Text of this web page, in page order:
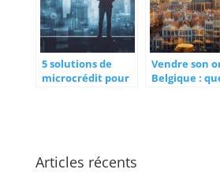
et modèles
recommandés
5 solutions de
microcrédit pour
Vendre son
Belgique :
Articles récents